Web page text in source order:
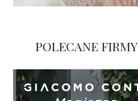
POLECANE FIRMY